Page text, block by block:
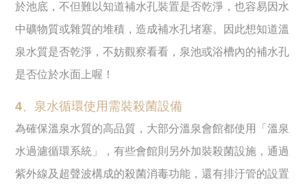
於池底，不但難以知道補水孔裝置是否乾淨，也容易因水
中礦物質或雜質的堆積，造成補水孔堵塞。因此想知道溫
泉水質是否乾淨，不妨觀察看看，泉池或浴槽內的補水孔
是否位於水面上喔！
4、泉水循環使用需裝殺菌設備
為確保溫泉水質的高品質，大部分溫泉會館都使用「溫泉
水過濾循環系統」，有些會館則另外加裝殺菌設施，通過
紫外線及超聲波構成的殺菌消毒功能，還有排汙管的設置